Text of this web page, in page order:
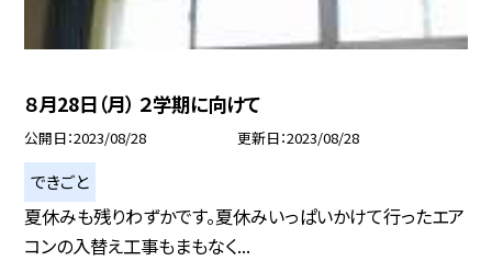
８月28日（月） ２学期に向けて
公開日 2023/08/28 更新日 2023/08/28
できごと
夏休みも残りわずかです。夏休みいっぱいかけて行ったエア
コンの入替え工事もまもなく...